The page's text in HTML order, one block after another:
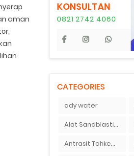
aman
KONSULTAN
0821 2742 4060
CATEGORIES
ady water
Alat Sandblasting Kaca
Antrasit Tohkemy Jepang Indonesia